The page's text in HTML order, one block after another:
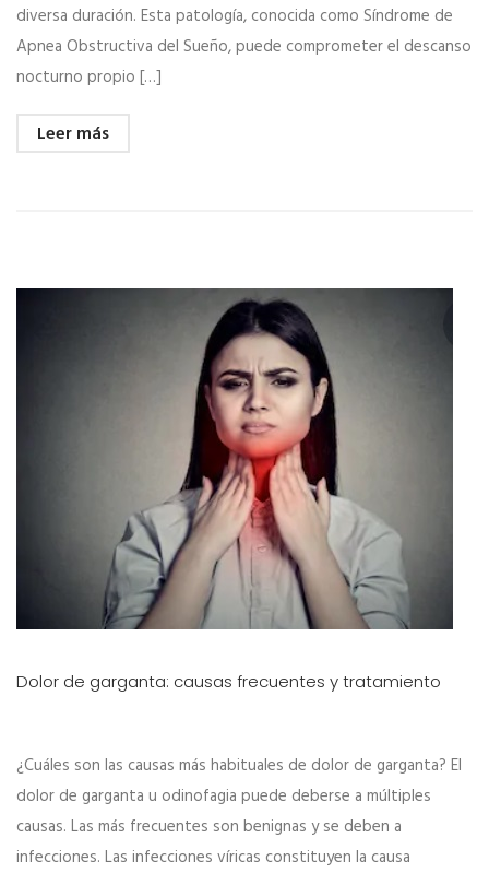
diversa duración. Esta patología, conocida como Síndrome de
Apnea Obstructiva del Sueño, puede comprometer el descanso
nocturno propio […]
Leer más
Dolor de garganta: causas frecuentes y tratamiento
¿Cuáles son las causas más habituales de dolor de garganta? El
dolor de garganta u odinofagia puede deberse a múltiples
causas. Las más frecuentes son benignas y se deben a
infecciones. Las infecciones víricas constituyen la causa